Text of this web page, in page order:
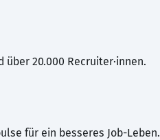
über 20.000 Recruiter·innen.
für ein besseres Job-Leben.